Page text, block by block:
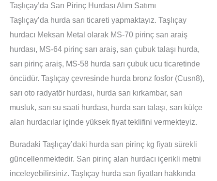
Taşlıçay’da Sarı Pirinç Hurdası Alım Satımı
Taşlıçay’da hurda sarı ticareti yapmaktayız. Taşlıçay
hurdacı Meksan Metal olarak MS-70 pirinç sarı araiş
hurdası, MS-64 pirinç sarı araiş, sarı çubuk talaşı hurda,
sarı pirinç araiş, MS-58 hurda sarı çubuk ucu ticaretinde
öncüdür. Taşlıçay çevresinde hurda bronz fosfor (Cusn8),
sarı oto radyatör hurdası, hurda sarı kırkambar, sarı
musluk, sarı su saati hurdası, hurda sarı talaşı, sarı külçe
alan hurdacılar içinde yüksek fiyat teklifini vermekteyiz.
Buradaki Taşlıçay’daki hurda sarı pirinç kg fiyatı sürekli
güncellenmektedir. Sarı pirinç alan hurdacı içerikli metni
inceleyebilirsiniz. Taşlıçay hurda sarı fiyatları hakkında